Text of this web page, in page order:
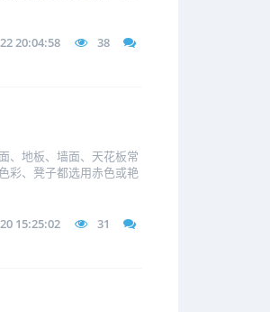
20:04:58 38
、地板、墙面、天花板常
彩、凳子都选用赤色或艳
15:25:02 31